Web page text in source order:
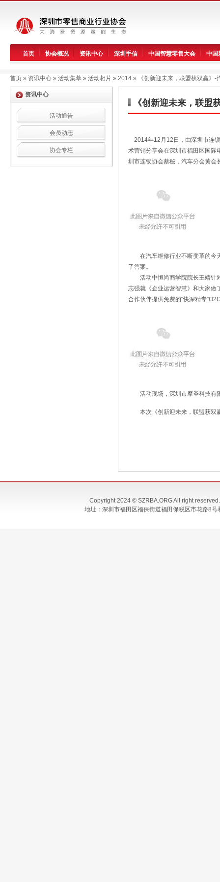
首页 协会概况 资讯中心 深圳手信 中国智慧零售大会 中国
首页 » 资讯中心 » 活动集萃 » 活动相片 » 2014 » 《创新迎未来，联盟获双赢》
资讯中心
活动通告
会员动态
协会专栏
《创新迎未来，联盟
2014年12月12日，由深圳市连
术营销分享会在深圳市福田区国际
圳市连锁协会蔡秘，汽车分会黄会
在汽车维修行业不断变革的今天
了答案。
活动中恒尚商学院院长王靖针对
志强就《企业运营智慧》和大家做
合作伙伴提供免费的“快深精专
活动现场，深圳市摩圣科技有限
本次《创新迎未来，联盟获双
Copyright 2024 © SZRBA.ORG All right
地址：深圳市福田区福保街道福田保税区市花路8